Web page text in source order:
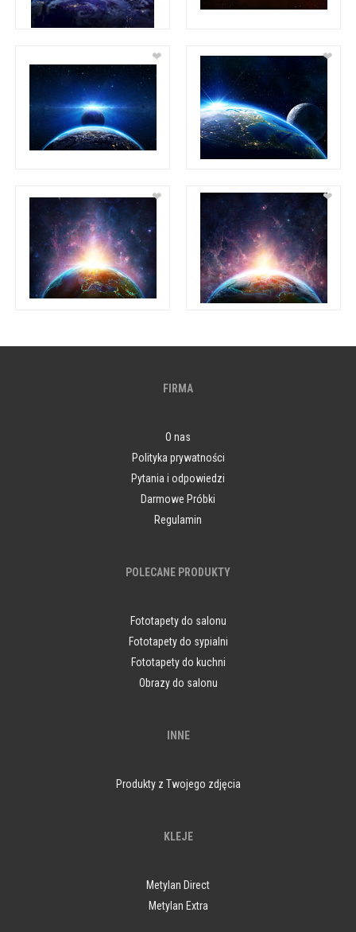
❤ ❤
❤ ❤
FIRMA
O nas
Polityka prywatności
Pytania i odpowiedzi
Darmowe Próbki
Regulamin
POLECANE PRODUKTY
Fototapety do salonu
Fototapety do sypialni
Fototapety do kuchni
Obrazy do salonu
INNE
Produkty z Twojego zdjęcia
KLEJE
Metylan Direct
Metylan Extra